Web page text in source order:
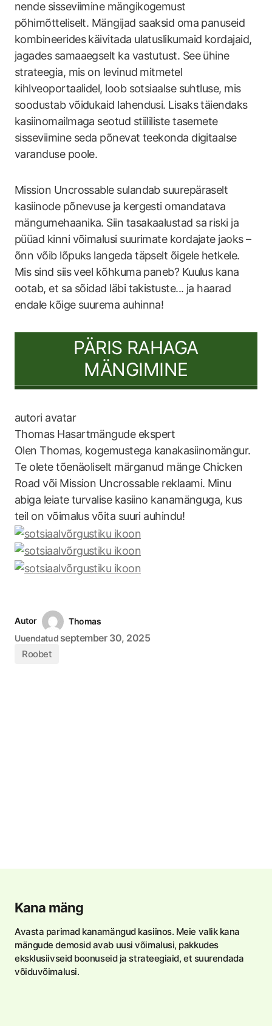
nende sisseviimine mängikogemust
põhimõtteliselt. Mängijad saaksid oma panuseid
kombineerides käivitada ulatuslikumaid kordajaid,
jagades samaaegselt ka vastutust. See ühine
strateegia, mis on levinud mitmetel
kihlveoportaalidel, loob sotsiaalse suhtluse, mis
soodustab võidukaid lahendusi. Lisaks täiendaks
kasiinomailmaga seotud stiililiste tasemete
sisseviimine seda põnevat teekonda digitaalse
varanduse poole.
Mission Uncrossable sulandab suurepäraselt
kasiinode põnevuse ja kergesti omandatava
mängumehaanika. Siin tasakaalustad sa riski ja
püüad kinni võimalusi suurimate kordajate jaoks –
õnn võib lõpuks langeda täpselt õigele hetkele.
Mis sind siis veel kõhkuma paneb? Kuulus kana
ootab, et sa sõidad läbi takistuste... ja haarad
endale kõige suurema auhinna!
PÄRIS RAHAGA
MÄNGIMINE
Thomas Hasartmängude ekspert
Olen Thomas, kogemustega kanakasiinomängur.
Te olete tõenäoliselt märganud mänge Chicken
Road või Mission Uncrossable reklaami. Minu
abiga leiate turvalise kasiino kanamänguga, kus
teil on võimalus võita suuri auhindu!
Autor
Thomas
Uuendatud september 30, 2025
Roobet
Kana mäng
Avasta parimad kanamängud kasiinos. Meie valik kana
mängude demosid avab uusi võimalusi, pakkudes
eksklusiivseid boonuseid ja strateegiaid, et suurendada
võiduvõimalusi.